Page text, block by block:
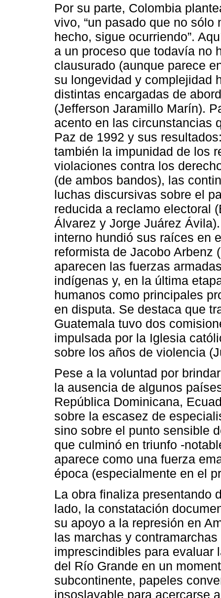
Por su parte, Colombia
vivo, “un pasado que no
hecho, sigue ocurriendo”.
a un proceso que todavía no
clausurado (aunque parece
su longevidad y complejidad
distintas encargadas de
(Jefferson Jaramillo Marín).
acento en las circunstancias
Paz de 1992 y sus
también la impunidad de los
violaciones contra los
(de ambos bandos), las
luchas discursivas sobre el
reducida a reclamo electoral
Álvarez y Jorge Juárez
interno hundió sus raíces en
reformista de Jacobo Arbenz
aparecen las fuerzas
indígenas y, en la última
humanos como principales
en disputa. Se destaca que
Guatemala tuvo dos
impulsada por la Iglesia
sobre los años de violencia
Pese a la voluntad por
la ausencia de algunos
República Dominicana,
sobre la escasez de
sino sobre el punto sensible
que culminó en triunfo -
aparece como una fuerza
época (especialmente en el
La obra finaliza presentando
lado, la constatación
su apoyo a la represión en
las marchas y
imprescindibles para evaluar
del Río Grande en un
subcontinente, papeles
insoslayable para acercarse